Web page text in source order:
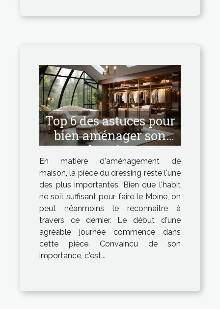
Top 6 des astuces pour
bien aménager son
dressing
En matière d'aménagement de
maison, la pièce du dressing reste l'une
des plus importantes. Bien que l'habit
ne soit suffisant pour faire le Moine, on
peut néanmoins le reconnaître à
travers ce dernier. Le début d'une
agréable journée commence dans
cette pièce. Convaincu de son
importance, c'est...